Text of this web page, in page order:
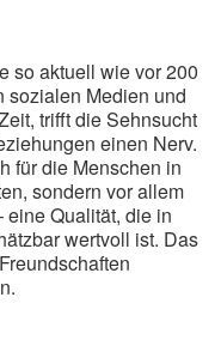
so aktuell wie vor 200
sozialen Medien und
trifft die Sehnsucht
einen Nerv.
für die Menschen in
sondern vor allem
eine Qualität, die in
wertvoll ist. Das